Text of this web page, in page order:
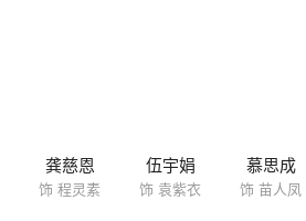
龚慈恩
饰 程灵素
伍宇娟
饰 袁紫衣
慕思成
饰 苗人凤